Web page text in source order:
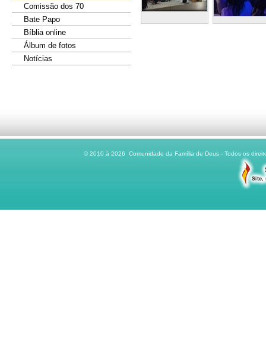
Comissão dos 70
Bate Papo
Bíblia online
Álbum de fotos
Notícias
© 2010 à 2026 Comunidade da Família de Deus - Todos os